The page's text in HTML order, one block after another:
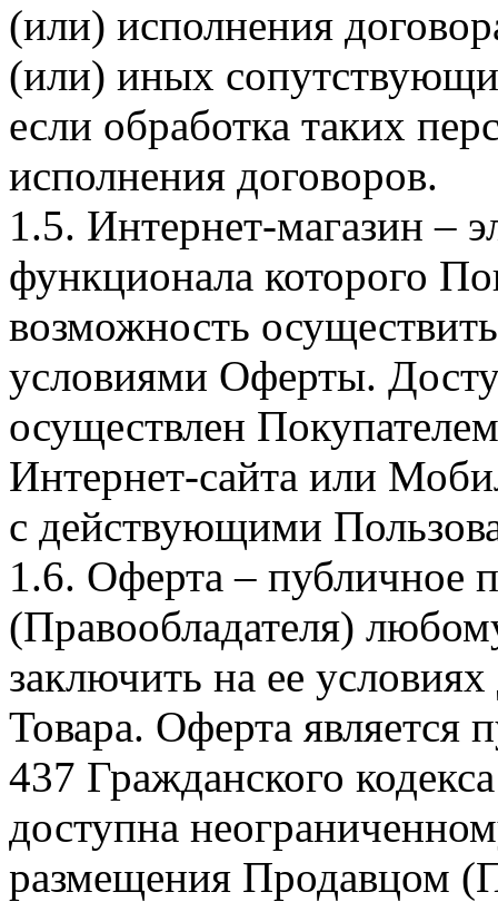
(или) исполнения
(или) иных
если обработка таких
исполнения договоров.
1.5. Интернет-магазин –
функционала которого
возможность
условиями Оферты.
осуществлен
Интернет-сайта или
с действующими
1.6. Оферта – публичное
(Правообладателя)
заключить на ее
Товара. Оферта является
437 Гражданского
доступна
размещения Продавцом